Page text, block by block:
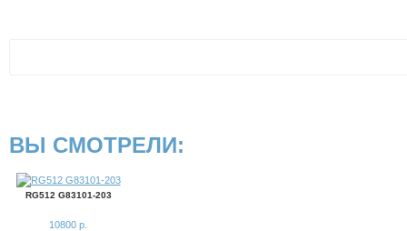
ВЫ СМОТРЕЛИ:
RG512 G83101-203
10800 р.